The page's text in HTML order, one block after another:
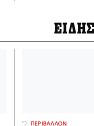
ΠΕΡΙΒΑΛΛΟΝ